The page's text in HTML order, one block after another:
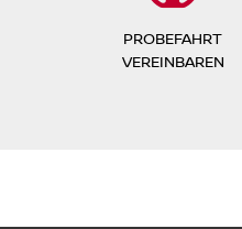
PROBEFAHRT
VEREINBAREN